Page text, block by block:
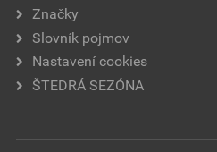
Značky
Slovník pojmov
Nastavení cookies
ŠTEDRÁ SEZÓNA